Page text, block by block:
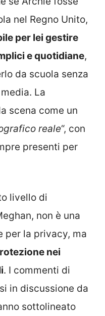
nel Regno Unito,
per lei gestire
e quotidiane,
da scuola senza
La
scena come un
reale“, con
presenti per
livello di
non è una
per la privacy, ma
nei
. I commenti di
in discussione da
sottolineato